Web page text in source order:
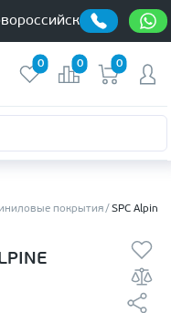
0 0 0
покрытия SPC Alpine